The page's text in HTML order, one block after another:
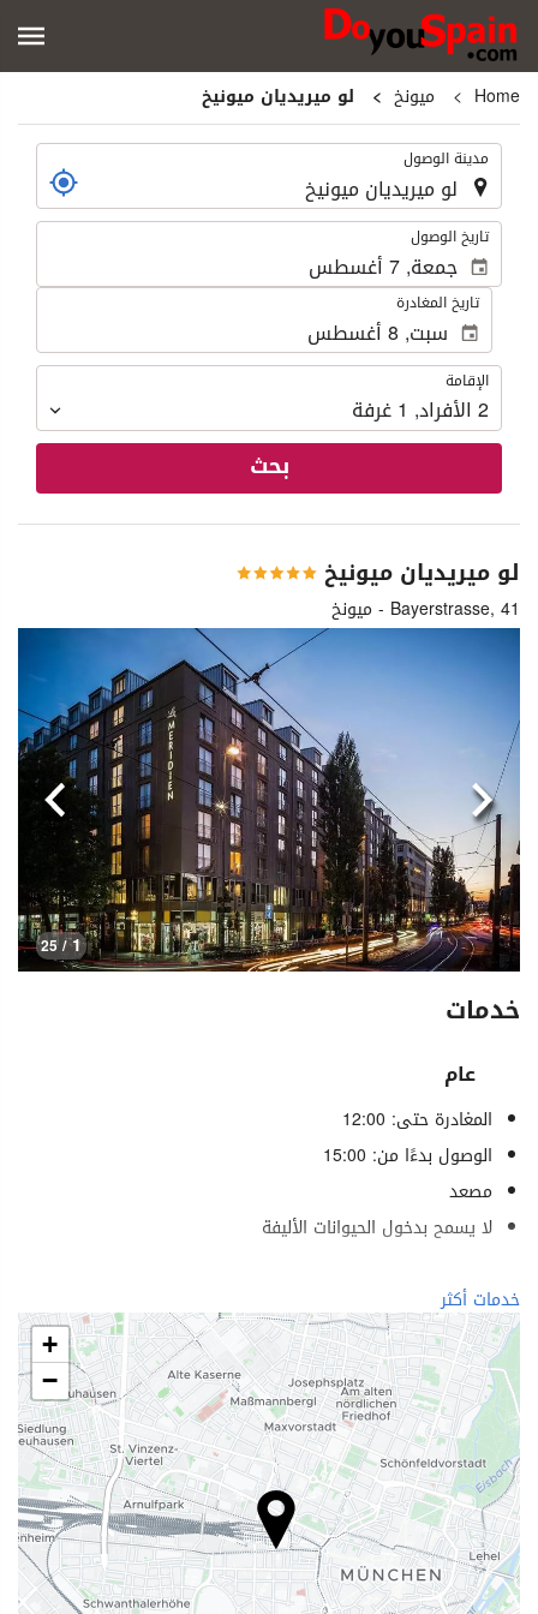
Home ميونخ
لو ميريديان ميونيخ
. مدينة الوصول
. تاريخ الوصول
تاريخ المغادرة
الإقامة
الإقامة
2 الأفراد,
1غرفة
بحث
لو ميريديان ميونيخ
Bayerstrasse, 41 - ميونخ
1
/ 25
السابق
خدمات
عام
المغادرة حتى: 12:00
الوصول بدءًا من: 15:00
مصعد
لا يسمح بدخول الحيوانات الأليفة
الرفاهية
منتجع صحي (Spa)
حمام (بخار)
ساونا
صالة ألعاب رياضية
خدمات الاستقبال
مكتب استقبال على مدار 24 ساعة
تخزين الأمتعة
خدمات أكثر
+
−